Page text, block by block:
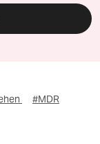
#MDR